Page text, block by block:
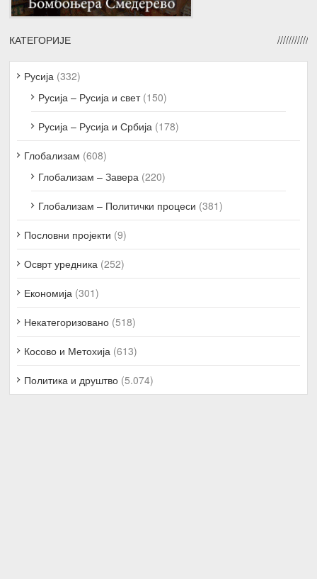
КАТЕГОРИЈЕ
Русија (332)
Русија – Русија и свет(150)
Русија – Русија и Србија (178)
Глобализам (608)
Глобализам – Завера (220)
Глобализам – Политички процеси (381)
Пословни пројекти (9)
Осврт уредника (252)
Економија (301)
Некатегоризовано (518)
Косово и Метохија (613)
Политика и друштво (5.074)